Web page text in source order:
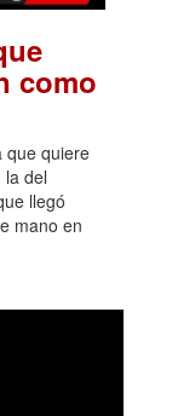
como
que quiere
la del
llegó
mano en